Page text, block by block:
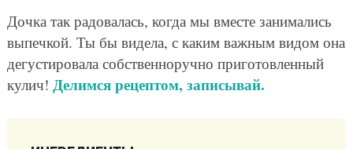
Дочка так радовалась, когда мы вместе занимались
выпечкой. Ты бы видела, с каким важным видом она
дегустировала собственноручно приготовленный
кулич! Делимся рецептом, записывай.